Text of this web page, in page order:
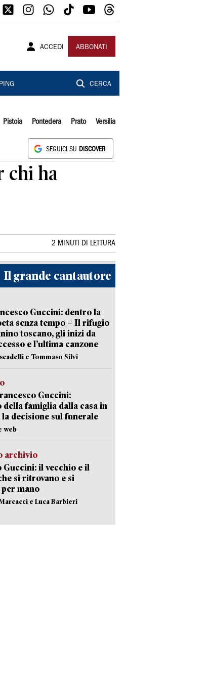
ACCEDI ABBONATI
CERCA
Pistoia Pontedera Prato Versilia
SEGUICI SU DISCOVER
chi ha
2 MINUTI DI LETTURA
Il grande cantautore
Guccini: dentro la
senza tempo – Il rifugio
toscano, gli inizi da
e l’ultima canzone
e Tommaso Silvi
Guccini:
della famiglia dalla casa in
la decisione sul funerale
web
archivio
Guccini: il vecchio e il
si ritrovano e si
mano
e Luca Barbieri